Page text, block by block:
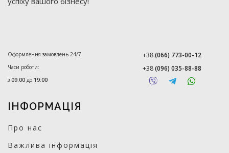
Оформлення замовлень 24/7
Часи роботи:
з 09:00 до 19:00
+38(066) 773-00-12
+38(096) 035-88-88
ІНФОРМАЦІЯ
Про нас
Важлива інформація